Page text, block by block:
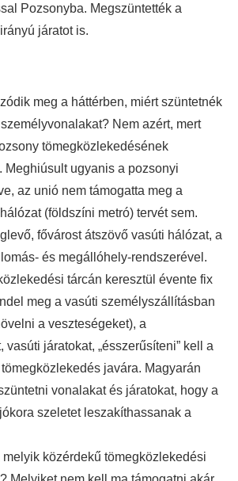
Pozsonyba. Megszüntették a
járatot is.
meg a háttérben, miért szüntetnék
Nem azért, mert
tömegközlekedésének
Meghiúsult ugyanis a pozsonyi
az unió nem támogatta meg a
(földszíni metró) tervét sem.
fővárost átszövő vasúti hálózat, a
és megállóhely-rendszerével.
tárcán keresztül évente fix
meg a vasúti személyszállításban
a veszteségeket), a
vasúti járatokat, „ésszerűsíteni” kell a
javára. Magyarán
vonalakat és járatokat, hogy a
szeletet leszakíthassanak a
melyik közérdekű tömegközlekedési